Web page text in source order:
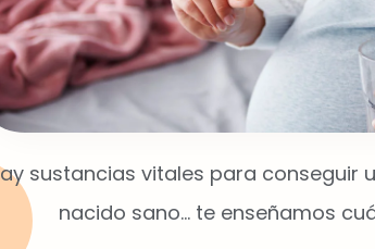
sustancias vitales para conseguir
nacido sano… te enseñamos